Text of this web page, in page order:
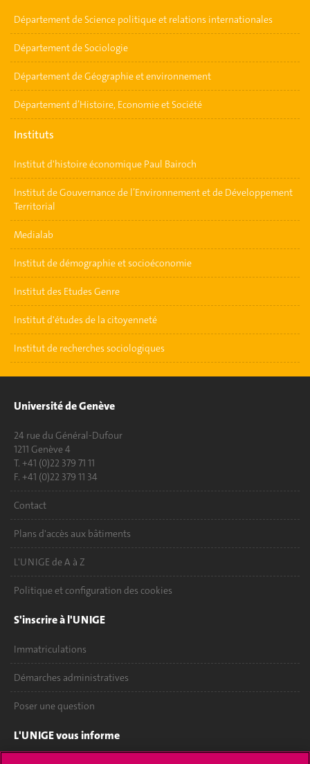
Département de Science politique et relations internationales
Département de Sociologie
Département de Géographie et environnement
Département d’Histoire, Economie et Société
Instituts
Institut d'histoire économique Paul Bairoch
Institut de Gouvernance de l’Environnement et de Développement
Territorial
Medialab
Institut de démographie et socioéconomie
Institut des Etudes Genre
Institut d'études de la citoyenneté
Institut de recherches sociologiques
Université de Genève
24 rue du Général-Dufour
1211 Genève 4
T. +41 (0)22 379 71 11
F. +41 (0)22 379 11 34
Contact
Plans d'accès aux bâtiments
L'UNIGE de A à Z
Politique et configuration des cookies
S'inscrire à l'UNIGE
Immatriculations
Démarches administratives
Poser une question
L'UNIGE vous informe